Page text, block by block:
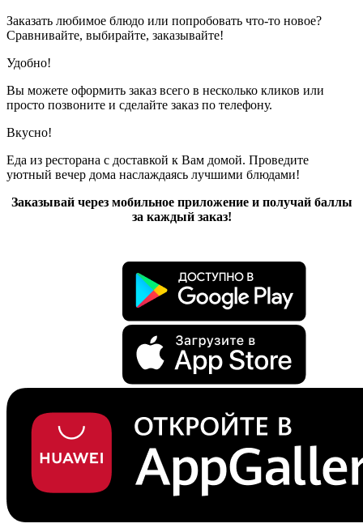
Заказать любимое блюдо или попробовать что-то новое?
Сравнивайте, выбирайте, заказывайте!
Удобно!
Вы можете оформить заказ всего в несколько кликов или
просто позвоните и сделайте заказ по телефону.
Вкусно!
Еда из ресторана с доставкой к Вам домой. Проведите
уютный вечер дома наслаждаясь лучшими блюдами!
Заказывай через мобильное приложение и получай баллы
за каждый заказ!